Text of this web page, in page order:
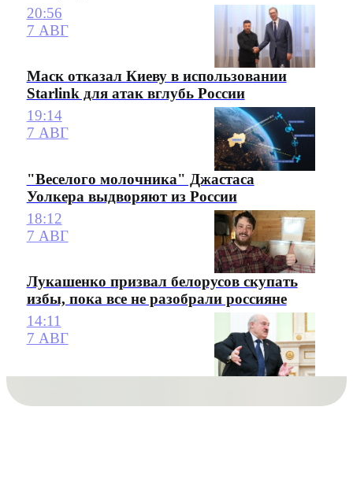
20:56
7 АВГ
Маск отказал Киеву в использовании
Starlink для атак вглубь России
19:14
7 АВГ
"Веселого молочника" Джастаса
Уолкера выдворяют из России
18:12
7 АВГ
Лукашенко призвал белорусов скупать
избы, пока все не разобрали россияне
14:11
7 АВГ